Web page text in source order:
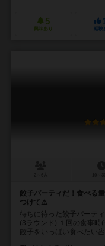
5
興味あり 経験
餃子パーティだ！食べる
つけて⚠️
待ちに待った餃子パーテ
(3ラウンド) １回の食事時
餃子をいっぱい食べたい